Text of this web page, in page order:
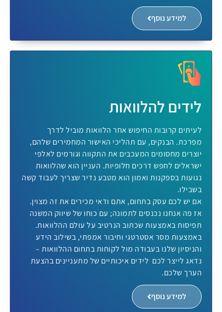
למידע נוסף
לידים להלוואות
לעיתים קרובות החיפוש אחר הלוואות מוביל לדרך
מפרכת. הבנקים, עם תהליכי האישור המחמירים שלהם,
יוצרים מחסומים המעכבים את התקווה וגורמים לאלפי
ישראלים לחפש דרכים חלופיות. העניין הוא שהלוואות
נגועות בספקנות ואמון הוא מטבע נדיר שצריך לעבוד קשה
בשבילו.
אם יש לכם עסק בתחום, אתם ודאי מכירים את זה מצוין.
אז פה אנחנו נכנסים לתמונה; עם כוחו של שיווק המשנה
תפיסות באמצעות שכתוב הנרטיב על עולם ההלוואות.
באמצעות מסר אסטרטגי וחיבור אמפתי, בשילוב הידע
והניסיון שלנו בעבודה מול לקוחות בתחום ההלוואות –
נדאג לייצר לכם לידים איכותיים של מתעניינים בהצעת
הערך שלכם.
למידע נוסף